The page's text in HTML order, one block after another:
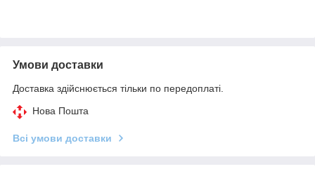
Умови доставки
Доставка здійснюється тільки по передоплаті.
Нова Пошта
Всі умови доставки